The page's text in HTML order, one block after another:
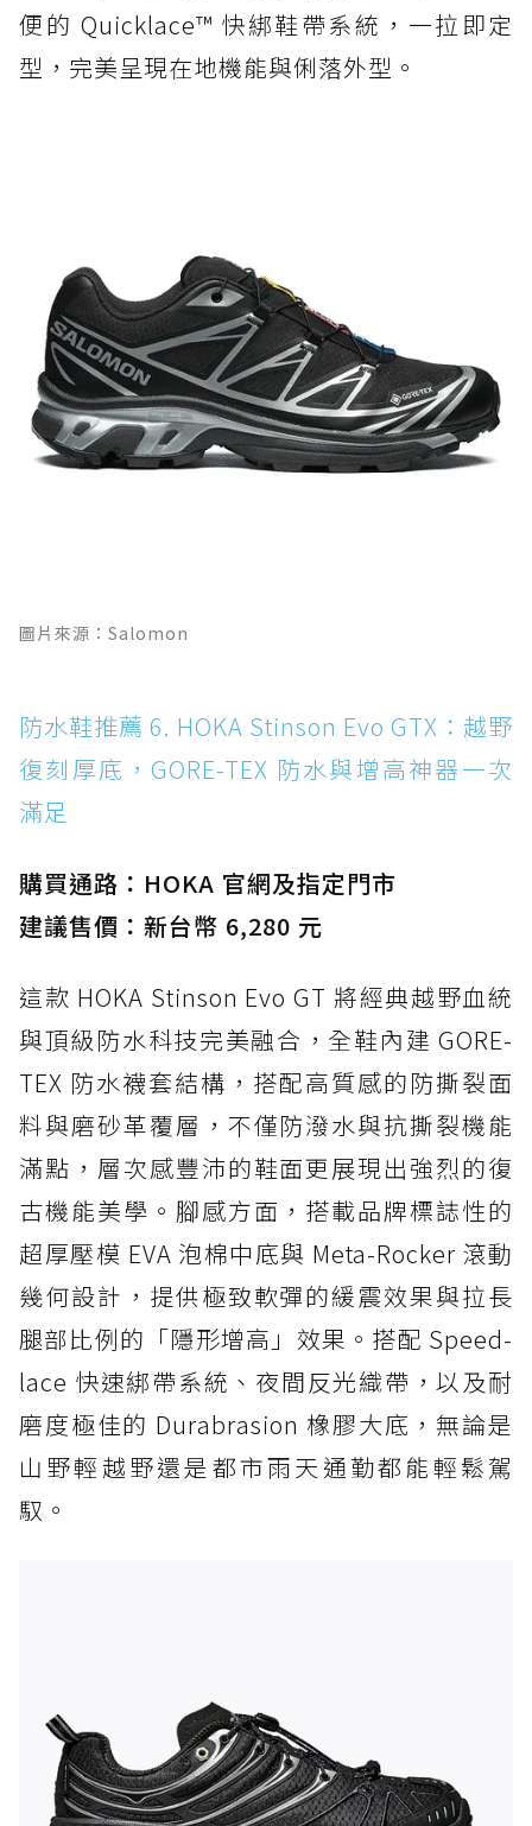
便的 Quicklace™ 快綁鞋帶系統，一拉即定
型，完美呈現在地機能與俐落外型。
圖片來源：Salomon
防水鞋推薦 6. HOKA Stinson Evo GTX：越野
復刻厚底，GORE-TEX 防水與增高神器一次
滿足
購買通路：HOKA 官網及指定門市
建議售價：新台幣 6,280 元
這款 HOKA Stinson Evo GT 將經典越野血統
與頂級防水科技完美融合，全鞋內建 GORE-
TEX 防水襪套結構，搭配高質感的防撕裂面
料與磨砂革覆層，不僅防潑水與抗撕裂機能
滿點，層次感豐沛的鞋面更展現出強烈的復
古機能美學。腳感方面，搭載品牌標誌性的
超厚壓模 EVA 泡棉中底與 Meta-Rocker 滾動
幾何設計，提供極致軟彈的緩震效果與拉長
腿部比例的「隱形增高」效果。搭配 Speed-
lace 快速綁帶系統、夜間反光織帶，以及耐
磨度極佳的 Durabrasion 橡膠大底，無論是
山野輕越野還是都市雨天通勤都能輕鬆駕
馭。